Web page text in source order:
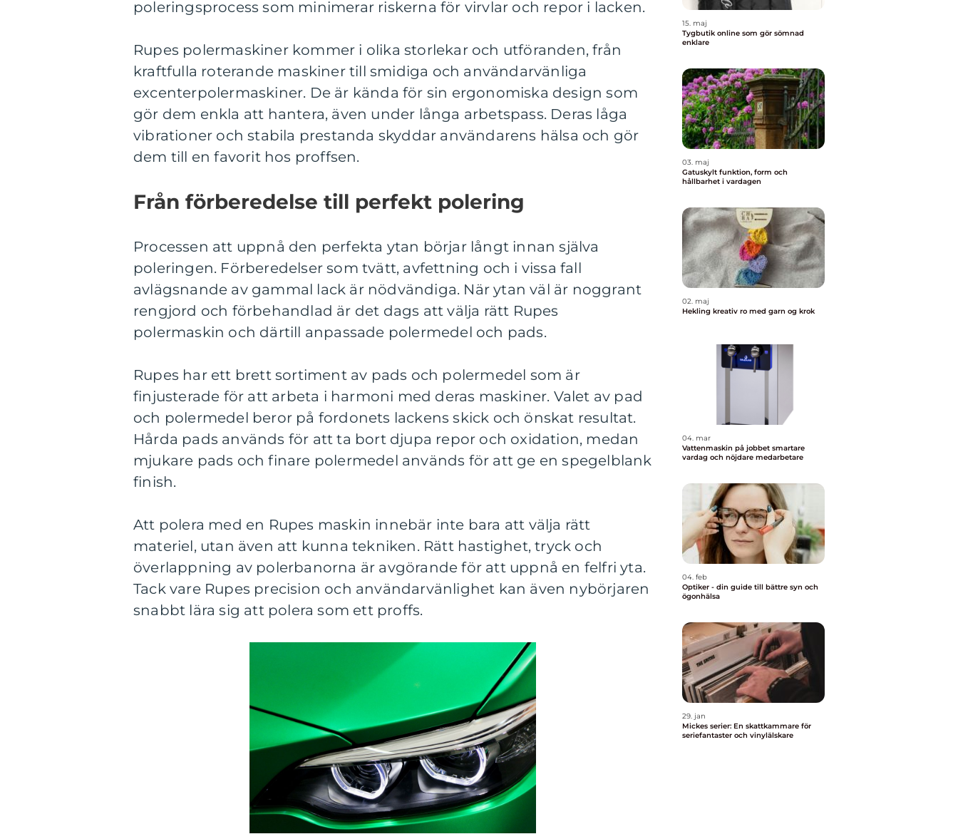
poleringsprocess som minimerar riskerna för virvlar och repor i lacken.
Rupes polermaskiner kommer i olika storlekar och utföranden, från
kraftfulla roterande maskiner till smidiga och användarvänliga
excenterpolermaskiner. De är kända för sin ergonomiska design som
gör dem enkla att hantera, även under långa arbetspass. Deras låga
vibrationer och stabila prestanda skyddar användarens hälsa och gör
dem till en favorit hos proffsen.
Från förberedelse till perfekt polering
Processen att uppnå den perfekta ytan börjar långt innan själva
poleringen. Förberedelser som tvätt, avfettning och i vissa fall
avlägsnande av gammal lack är nödvändiga. När ytan väl är noggrant
rengjord och förbehandlad är det dags att välja rätt Rupes
polermaskin och därtill anpassade polermedel och pads.
Rupes har ett brett sortiment av pads och polermedel som är
finjusterade för att arbeta i harmoni med deras maskiner. Valet av pad
och polermedel beror på fordonets lackens skick och önskat resultat.
Hårda pads används för att ta bort djupa repor och oxidation, medan
mjukare pads och finare polermedel används för att ge en spegelblank
finish.
Att polera med en Rupes maskin innebär inte bara att välja rätt
materiel, utan även att kunna tekniken. Rätt hastighet, tryck och
överlappning av polerbanorna är avgörande för att uppnå en felfri yta.
Tack vare Rupes precision och användarvänlighet kan även nybörjaren
snabbt lära sig att polera som ett proffs.
15. maj
Tygbutik online som gör sömnad
enklare
03. maj
Gatuskylt funktion, form och
hållbarhet i vardagen
02. maj
Hekling kreativ ro med garn og krok
04. mar
Vattenmaskin på jobbet smartare
vardag och nöjdare medarbetare
04. feb
Optiker - din guide till bättre syn och
ögonhälsa
29. jan
Mickes serier: En skattkammare för
seriefantaster och vinylälskare